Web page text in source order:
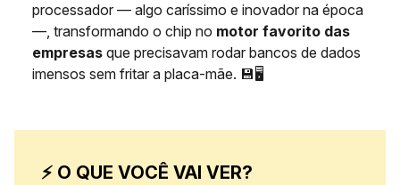
processador — algo caríssimo e inovador na época
—, transformando o chip no motor favorito das
empresas que precisavam rodar bancos de dados
imensos sem fritar a placa-mãe. 💾🖥️
⚡ O QUE VOCÊ VAI VER?